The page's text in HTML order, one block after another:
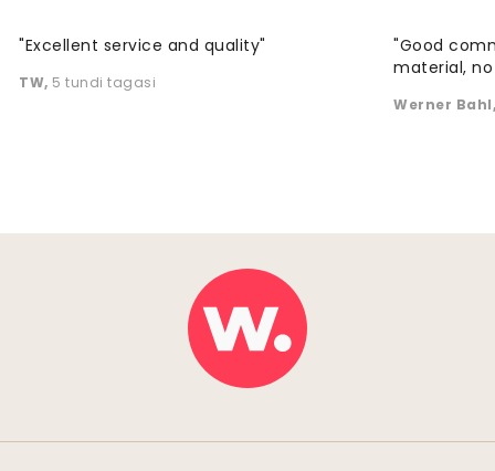
"Excellent service and quality"
TW, 5 tundi tagasi
"Good
material,
Werner Bahl